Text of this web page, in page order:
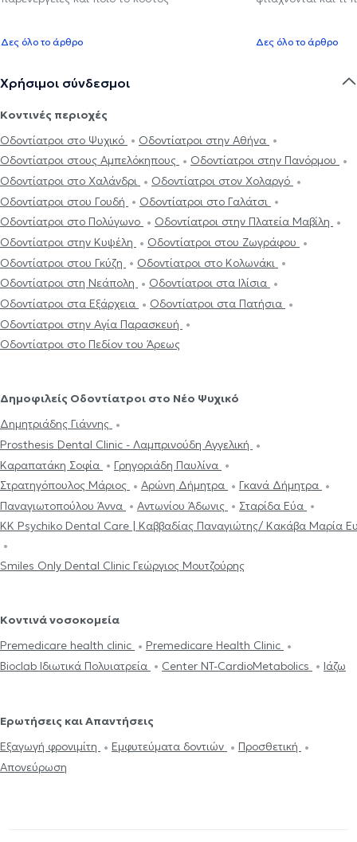
Δες όλο το άρθρο Δες όλο το άρθρο
Χρήσιμοι σύνδεσμοι
Κοντινές περιοχές
Οδοντίατροι στο Ψυχικό
Οδοντίατροι στην Αθήνα
Οδοντίατροι στους Αμπελόκηπους
Οδοντίατροι στην Πανόρμου
Οδοντίατροι στο Χαλάνδρι
Οδοντίατροι στον Χολαργό
Οδοντίατροι στου Γουδή
Οδοντίατροι στο Γαλάτσι
Οδοντίατροι στο Πολύγωνο
Οδοντίατροι στην Πλατεία Μαβίλη
Οδοντίατροι στην Κυψέλη
Οδοντίατροι στου Ζωγράφου
Οδοντίατροι στου Γκύζη
Οδοντίατροι στο Κολωνάκι
Οδοντίατροι στη Νεάπολη
Οδοντίατροι στα Ιλίσια
Οδοντίατροι στα Εξάρχεια
Οδοντίατροι στα Πατήσια
Οδοντίατροι στην Αγία Παρασκευή
Οδοντίατροι στο Πεδίον του Άρεως
Δημοφιλείς Οδοντίατροι στο Νέο Ψυχικό
Δημητριάδης Γιάννης
Prosthesis Dental Clinic - Λαμπρινούδη Αγγελική
Καραπατάκη Σοφία
Γρηγοριάδη Παυλίνα
Στρατηγόπουλος Μάριος
Αρώνη Δήμητρα
Γκανά Δήμητρα
Παναγιωτοπούλου Άννα
Αντωνίου Άδωνις
Σταρίδα Εύα
KK Psychiko Dental Care | Καββαδίας Παναγιώτης/ Κακάβα Μαρία
Smiles Only Dental Clinic Γεώργιος Μουτζούρης
Κοντινά νοσοκομεία
Premedicare health clinic
Premedicare Health Clinic
Bioclab Ιδιωτικά Πολυιατρεία
Center NT-CardioMetabolics Ιάζω
Ερωτήσεις και Απαντήσεις
Εξαγωγή φρονιμίτη
Εμφυτεύματα δοντιών
Προσθετική
Απονεύρωση